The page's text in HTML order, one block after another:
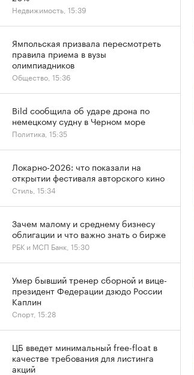
Недвижимость, 15:39
Ямпольская призвала пересмотреть
правила приема в вузы
олимпиадников
Общество, 15:36
Bild сообщила об ударе дрона по
немецкому судну в Черном море
Политика, 15:35
Локарно-2026: что показали на
открытии фестиваля авторского кино
Стиль, 15:34
Зачем малому и среднему бизнесу
облигации и что важно знать о бирже
РБК и МСП Банк, 15:30
Умер бывший тренер сборной и вице-
президент Федерации дзюдо России
Каплин
Спорт, 15:28
ЦБ введет минимальный free-float в
качестве требования для листинга
акций